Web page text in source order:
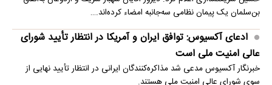
بن‌سلمان یک پیمان نظامی سه‌جانبه امضاء کرده‌اند.…
ادعای آکسیوس: توافق ایران و آمریکا در انتظار تأیید شورای
عالی امنیت ملی است
خبرنگار آکسیوس مدعی شد مذاکره‌کنندگان ایرانی در انتظار تأیید نهایی از
سوی شورای عالی امنیت ملی هستند.